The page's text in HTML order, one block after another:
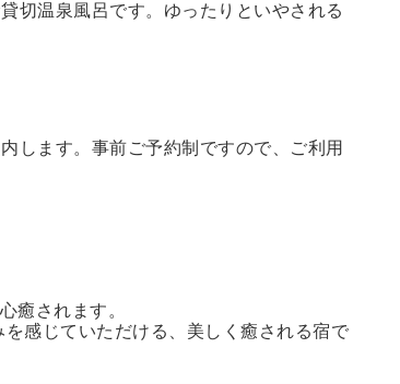
切温泉風呂です。ゆったりといやされる
します。 事前ご予約制ですので、ご利用
癒されます。
感じていただける、美しく癒される宿で